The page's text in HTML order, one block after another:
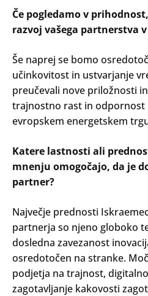
Search
Če pogledamo v
razvoj vašega partnerstva
Še naprej se bomo
učinkovitost in ustvarjanje
preučevali nove priložnosti
trajnostno rast in odpornost
evropskem energetskem
Katere lastnosti ali
mnenju omogočajo, da je
partner?
Največje prednosti
partnerja so njeno globoko
dosledna zavezanost
osredotočen na stranke.
podjetja na trajnost,
zagotavljanje kakovosti